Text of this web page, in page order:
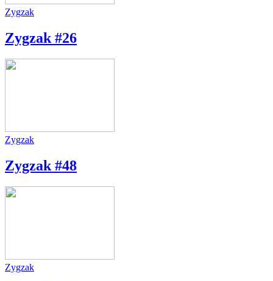
Zygzak
Zygzak #26
Zygzak
Zygzak #48
Zygzak